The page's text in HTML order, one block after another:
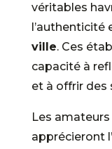
véritables
l’authenticité
ville. Ces
capacité à
et à offrir des
Les
apprécieront